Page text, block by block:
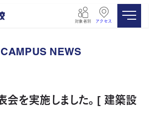
対象者別 アクセス
CAMPUS NEWS
会を実施しました。[ 建築設